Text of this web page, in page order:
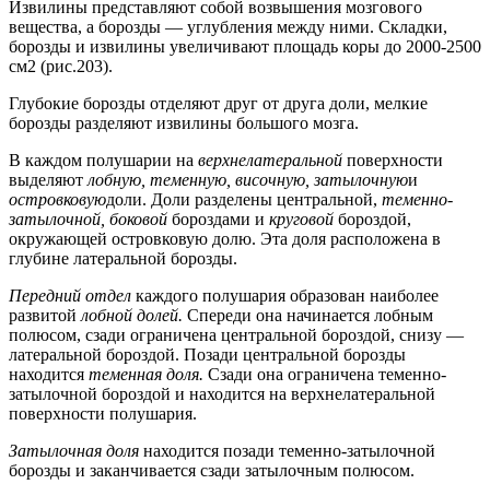
Извилины представляют собой возвышения мозгового
вещества, а борозды — углубления между ними. Складки,
борозды и извилины увеличивают площадь коры до 2000-2500
см2 (рис.203).
Глубокие борозды отделяют друг от друга доли, мелкие
борозды разделяют извилины большого мозга.
В каждом полушарии на верхнелатеральной поверхности
выделяют лобную, теменную, височную, затылочнуюи
островковуюдоли. Доли разделены центральной, теменно-
затылочной, боковой бороздами и круговой бороздой,
окружающей островковую долю. Эта доля расположена в
глубине латеральной борозды.
Передний отдел каждого полушария образован наиболее
развитой лобной долей. Спереди она начинается лобным
полюсом, сзади ограничена центральной бороздой, снизу —
латеральной бороздой. Позади центральной борозды
находится теменная доля. Сзади она ограничена теменно-
затылочной бороздой и находится на верхнелатеральной
поверхности полушария.
Затылочная доля находится позади теменно-затылочной
борозды и заканчивается сзади затылочным полюсом.